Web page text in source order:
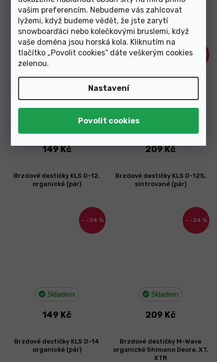
vašim preferencím. Nebudeme vás zahlcovat
lyžemi, když budeme vědět, že jste zarytí
snowboarďáci nebo kolečkovými bruslemi, když
vaše doména jsou horská kola. Kliknutím na
tlačítko „Povolit cookies“ dáte veškerým cookies
zelenou.
Nastavení
–34 %
Brzdové destičky KLS D-09,
organické (pár)
149 Kč
–34 %
Brzdové destičky KLS D-11S,
sintrované (pár)
209 Kč
–34 %
Brzdové destičky KLS D-12,
organické (pár)
Skladem
149 Kč
–34 %
Brzdové destičky KLS D-12S,
sintrované (pár)
Skladem
209 Kč
Brzdové destičky KLS D-14
organické (pár)
Brzdové destičky M-Wave
organické Shimano Deore, XT,
XTR